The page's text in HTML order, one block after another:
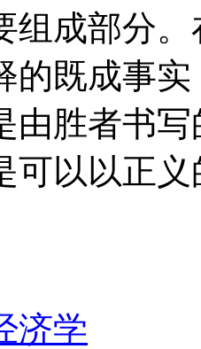
组成部分
的既成事
由胜者书
可以以正
济学